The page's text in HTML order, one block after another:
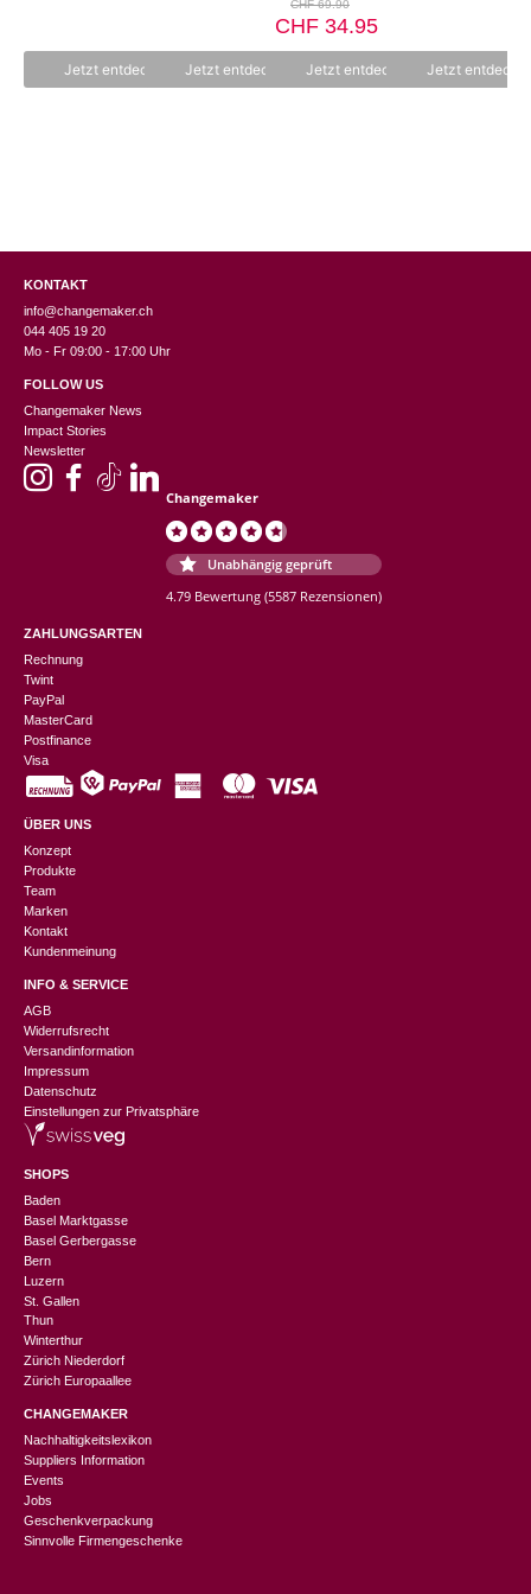
Jetzt entdecken Jetzt entdecken
v
o
n
5
CHF69.90
Preis
CHF 69.90
CHF34.95Aktueller
Preis
ist:
CHF 34.95.
Jetzt entdecken Jetzt
KONTAKT
info@changemaker.ch
044 405 19 20
Mo - Fr 09:00 - 17:00 Uhr
FOLLOW US
Changemaker News
Impact Stories
Newsletter
Changemaker
Unabhängig geprüft
4.79 Bewertung (5587 Rezensionen)
ZAHLUNGSARTEN
Rechnung
Twint
PayPal
MasterCard
Postfinance
Visa
ÜBER UNS
Konzept
Produkte
Team
Marken
Kontakt
Kundenmeinung
INFO & SERVICE
AGB
Widerrufsrecht
Versandinformation
Impressum
Datenschutz
Einstellungen zur Privatsphäre
SHOPS
Baden
Basel Marktgasse
Basel Gerbergasse
Bern
Luzern
St. Gallen
Thun
Winterthur
Zürich Niederdorf
Zürich Europaallee
CHANGEMAKER
Nachhaltigkeitslexikon
Suppliers Information
Events
Jobs
Geschenkverpackung
Sinnvolle Firmengeschenke